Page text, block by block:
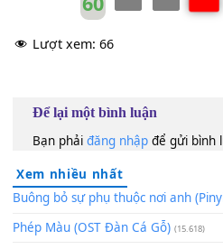
jiùshì fēngyuè shì[G7]
60
Lượt xem: